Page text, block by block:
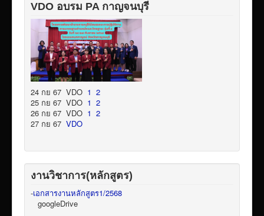
VDO อบรม PA กาญจนบุรี
24 กย 67 VDO 1 2
25 กย 67 VDO 1 2
26 กย 67 VDO 1 2
27 กย 67 VDO
งานวิชาการ(หลักสูตร)
-เอกสารงานหลักสูตร1/2568
googleDrive